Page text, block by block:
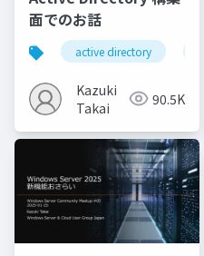
面でのお話
active directory
Kazuki
Takai
90.5K